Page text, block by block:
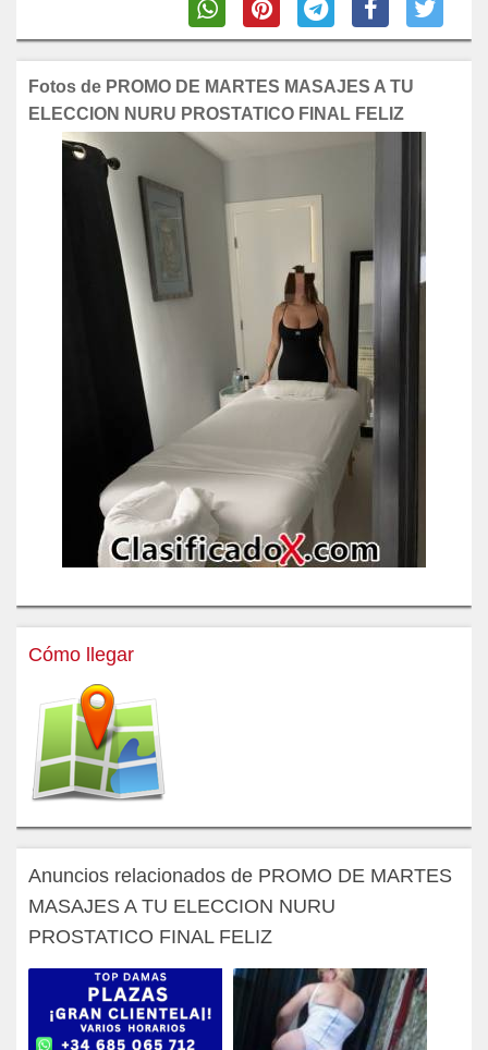
Fotos de PROMO DE MARTES MASAJES A TU
ELECCION NURU PROSTATICO FINAL FELIZ
Cómo llegar
Anuncios relacionados de PROMO DE MARTES
MASAJES A TU ELECCION NURU
PROSTATICO FINAL FELIZ